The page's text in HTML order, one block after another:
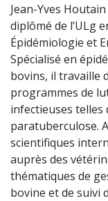
Jean-Yves
diplômé de l’ULg
Épidémiologie et
Spécialisé en
bovins, il travaille
programmes de
infectieuses telles
paratuberculose.
scientifiques
auprès des
thématiques de
bovine et de suivi